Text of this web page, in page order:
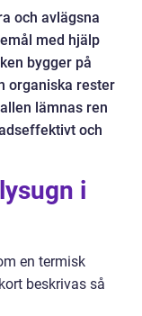
och avlägsna
med hjälp
bygger på
organiska rester
lämnas ren
och
i
en termisk
beskrivas så